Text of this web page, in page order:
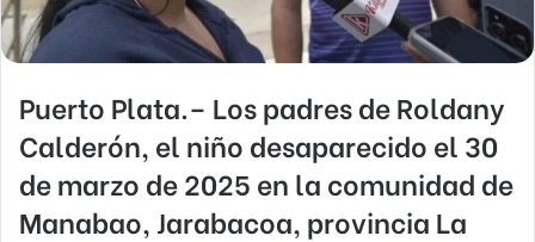
Puerto Plata.– Los padres deRoldany
Calderón, el niño desaparecido el 30
de marzo de 2025 en la comunidad de
Manabao, Jarabacoa, provincia La